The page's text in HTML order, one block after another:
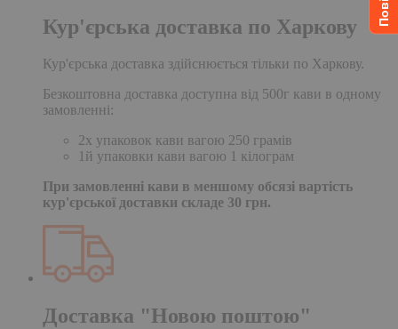
Кур'єрська доставка по Харкову
Кур'єрська доставка здійснюється тільки по Харкову.
Безкоштовна доставка доступна від 500г кави в одному
замовленні:
2х упаковок кави вагою 250 грамів
1й упаковки кави вагою 1 кілограм
При замовленні кави в меншому обсязі вартість
кур'єрської доставки складе 30 грн.
Доставка "Новою поштою"